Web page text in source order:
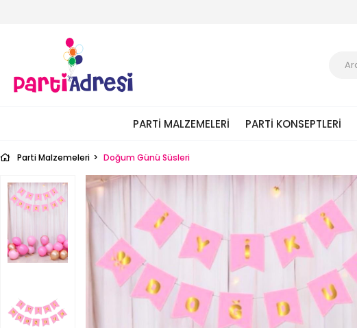
PARTI MALZEMELERI PARTI KONSEPTLERI
Parti Malzemeleri Doğum Günü Süsleri